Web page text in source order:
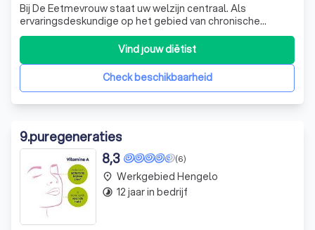
Bij De Eetmevrouw staat uw welzijn centraal. Als
ervaringsdeskundige op het gebied van chronische
darmklachten, waaronder Colitis Ulcerosa, begrijp ik als
geen ander de impact van voeding op uw gezondheid. Mijn
persoonlijke strijd met darmklachten heeft mij
geïnspireerd om mij professioneel te verdi
Check beschikbaarheid
Vind jouw diëtist
9.puregeneraties
(6)
8,3
place Werkgebied Hengelo
timelapse 12 jaar in bedrijf